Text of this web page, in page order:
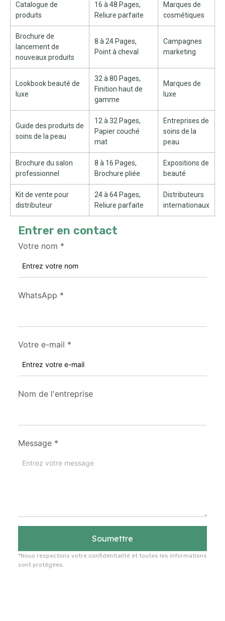
Catalogue de
produits
16 à 48 Pages,
Reliure parfaite
Marques de
cosmétiques
Brochure de
lancement de
nouveaux produits
8 à 24 Pages,
Point à cheval
Campagnes
marketing
Lookbook beauté de
luxe
32 à 80 Pages,
Finition haut de
gamme
Marques de
luxe
Guide des produits de
soins de la peau
12 à 32 Pages,
Papier couché
mat
Entreprises de
soins de la
peau
Brochure du salon
professionnel
8 à 16 Pages,
Brochure pliée
Expositions de
beauté
Kit de vente pour
distributeur
24 à 64 Pages,
Reliure parfaite
Distributeurs
internationaux
Entrer en contact
Votre nom *
WhatsApp *
Votre e-mail *
Nom de l'entreprise
Message *
Soumettre
*Nous respectons votre confidentialité et toutes les informations
sont protégées.